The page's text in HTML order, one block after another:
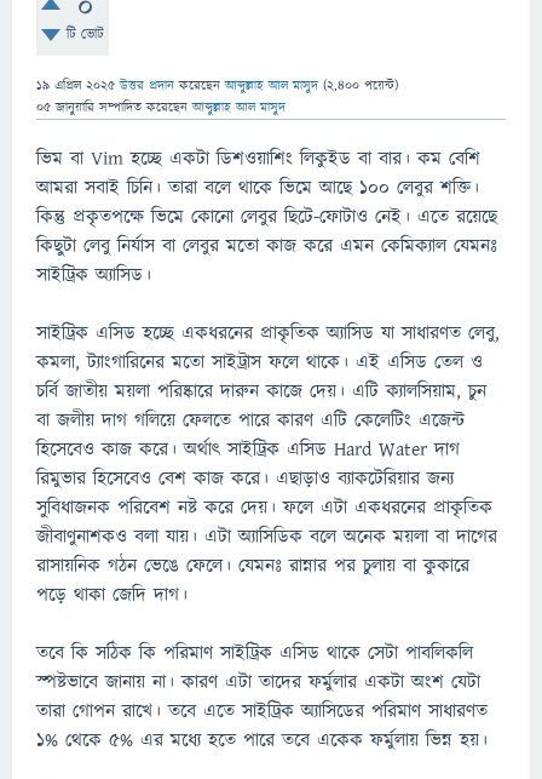
টি ভোট
19 এপ্রিল 2025 উত্তর প্রদান করেছেনআব্দুল্লাহ আল মাসুদ (2,400 পয়েন্ট)
05 জানুয়ারি সম্পাদিত করেছেনআব্দুল্লাহ আল মাসুদ
ভিম বা Vim হচ্ছে একটা ডিশওয়াশিং লিকুইড বা বার। কম বেশি
আমরা সবাই চিনি। তারা বলে থাকে ভিমে আছে ১০০ লেবুর শক্তি।
কিন্তু প্রকৃতপক্ষে ভিমে কোনো লেবুর ছিটে-ফোটাও নেই। এতে রয়েছে
কিছুটা লেবু নির্যাস বা লেবুর মতো কাজ করে এমন কেমিক্যাল যেমনঃ
সাইট্রিক অ্যাসিড।
সাইট্রিক এসিড হচ্ছে একধরনের প্রাকৃতিক অ্যাসিড যা সাধারণত লেবু,
কমলা, ট্যাংগারিনের মতো সাইট্রাস ফলে থাকে। এই এসিড তেল ও
চর্বি জাতীয় ময়লা পরিষ্কারে দারুন কাজে দেয়। এটি ক্যালসিয়াম, চুন
বা জলীয় দাগ গলিয়ে ফেলতে পারে কারণ এটি কেলেটিং এজেন্ট
হিসেবেও কাজ করে। অর্থাৎ সাইট্রিক এসিড Hard Water দাগ
রিমুভার হিসেবেও বেশ কাজ করে। এছাড়াও ব্যাকটেরিয়ার জন্য
সুবিধাজনক পরিবেশ নষ্ট করে দেয়। ফলে এটা একধরনের প্রাকৃতিক
জীবাণুনাশকও বলা যায়। এটা অ্যাসিডিক বলে অনেক ময়লা বা দাগের
রাসায়নিক গঠন ভেঙে ফেলে। যেমনঃ রান্নার পর চুলায় বা কুকারে
পড়ে থাকা জেদি দাগ।
তবে কি সঠিক কি পরিমাণ সাইট্রিক এসিড থাকে সেটা পাবলিকলি
স্পষ্টভাবে জানায় না। কারণ এটা তাদের ফর্মুলার একটা অংশ যেটা
তারা গোপন রাখে। তবে এতে সাইট্রিক অ্যাসিডের পরিমাণ সাধারণত
১% থেকে ৫% এর মধ্যে হতে পারে তবে একেক ফর্মুলায় ভিন্ন হয়।